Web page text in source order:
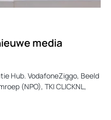
media
Hub. VodafoneZiggo, Beeld
(NPO), TKI CLICKNL,